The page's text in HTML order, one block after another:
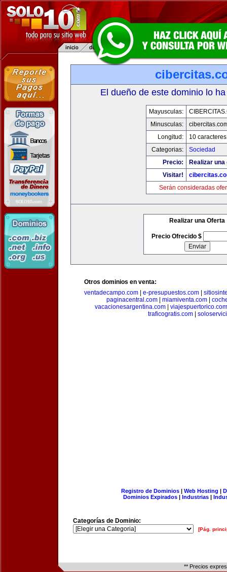
El dueño de este dominio lo
Mayusculas:
Minusculas:
Longitud:
10 caracteres
Categorias:
Sociedad
Precio:
Realizar
Visitar!
Serán consideradas
Realizar una Oferta
Precio Ofrecido $
Otros dominios en venta:
ventadecampo.com
e-presupuestos.com
paginacentral.com| miamiventa.com|
vacacionesargentina.com
viajespuertorico.com
traficogratis.com|
Registro de Dominios| Web Hosting |
Dominios Expirados | Industrias |
Categorías de Dominio:
[Pág.
** Precios